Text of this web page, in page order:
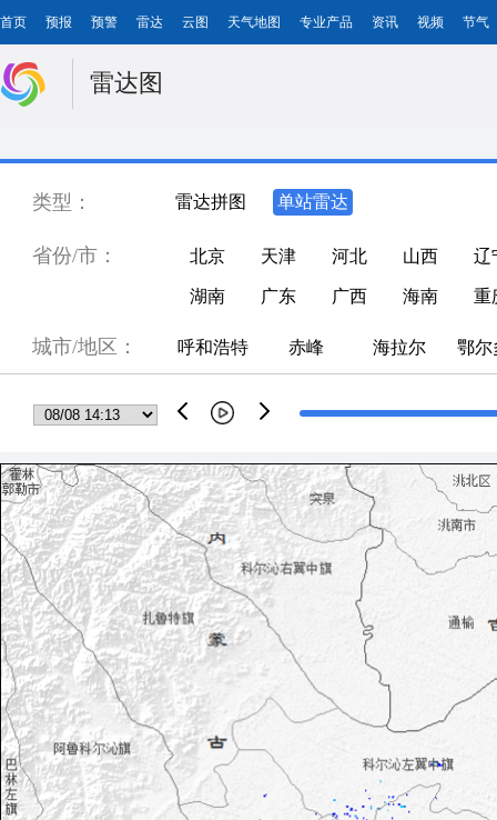
首页 预报 预警 雷达 云图 天气地图 专业产品 资讯 视频 节气
雷达图
类型： 雷达拼图 单站雷达
省份/市： 北京 天津 河北 山西 辽
湖南 广东 广西 海南 重
城市/地区： 呼和浩特 赤峰 海拉尔 鄂尔